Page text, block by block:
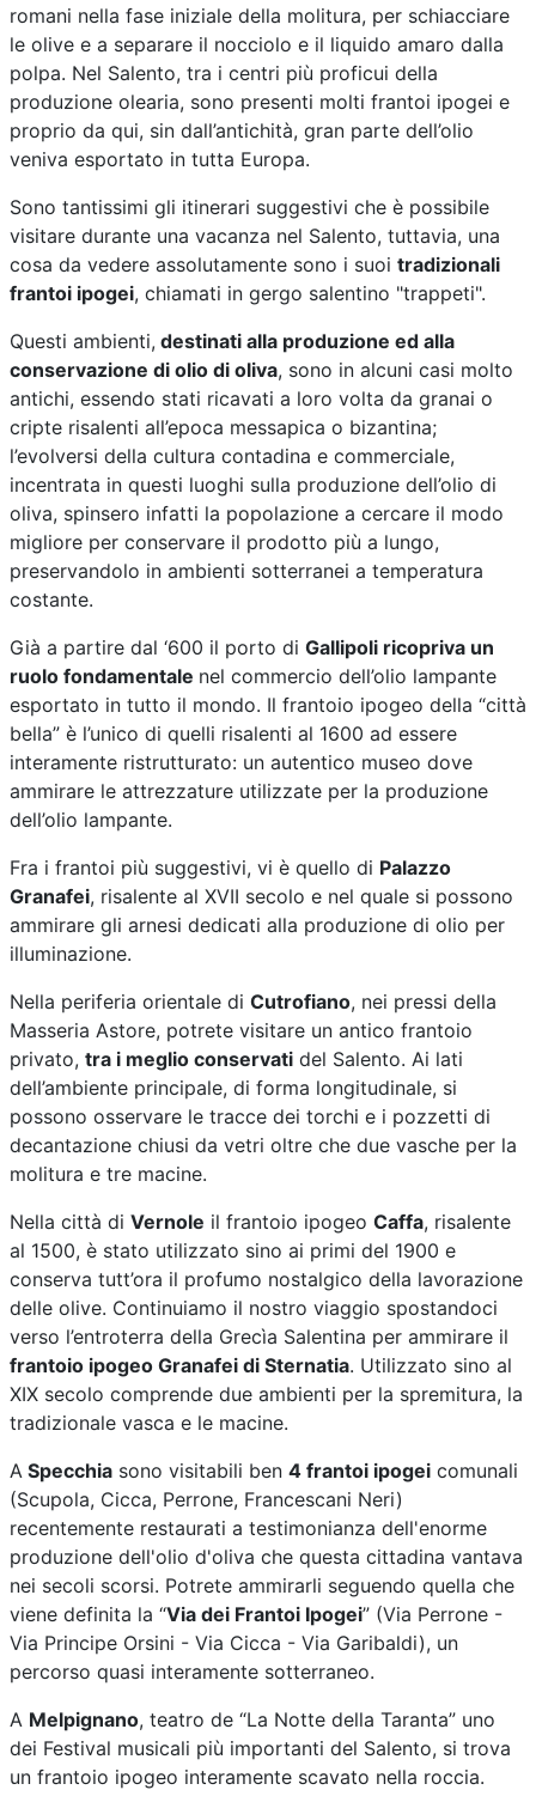
romani nella fase iniziale della molitura, per schiacciare
le olive e a separare il nocciolo e il liquido amaro dalla
polpa. Nel Salento, tra i centri più proficui della
produzione olearia, sono presenti molti frantoi ipogei e
proprio da qui, sin dall’antichità, gran parte dell’olio
veniva esportato in tutta Europa.
Sono tantissimi gli itinerari suggestivi che è possibile
visitare durante una vacanza nel Salento, tuttavia, una
cosa da vedere assolutamente sono i suoi tradizionali
frantoi ipogei, chiamati in gergo salentino "trappeti".
Questi ambienti, destinati alla produzione ed alla
conservazione di olio di oliva, sono in alcuni casi molto
antichi, essendo stati ricavati a loro volta da granai o
cripte risalenti all’epoca messapica o bizantina;
l’evolversi della cultura contadina e commerciale,
incentrata in questi luoghi sulla produzione dell’olio di
oliva, spinsero infatti la popolazione a cercare il modo
migliore per conservare il prodotto più a lungo,
preservandolo in ambienti sotterranei a temperatura
costante.
Già a partire dal ‘600 il porto di Gallipoli ricopriva un
ruolo fondamentale nel commercio dell’olio lampante
esportato in tutto il mondo. Il frantoio ipogeo della “città
bella” è l’unico di quelli risalenti al 1600 ad essere
interamente ristrutturato: un autentico museo dove
ammirare le attrezzature utilizzate per la produzione
dell’olio lampante.
Fra i frantoi più suggestivi, vi è quello di Palazzo
Granafei, risalente al XVII secolo e nel quale si possono
ammirare gli arnesi dedicati alla produzione di olio per
illuminazione.
Nella periferia orientale di Cutrofiano, nei pressi della
Masseria Astore, potrete visitare un antico frantoio
privato, tra i meglio conservati del Salento. Ai lati
dell’ambiente principale, di forma longitudinale, si
possono osservare le tracce dei torchi e i pozzetti di
decantazione chiusi da vetri oltre che due vasche per la
molitura e tre macine.
Nella città di Vernole il frantoio ipogeo Caffa, risalente
al 1500, è stato utilizzato sino ai primi del 1900 e
conserva tutt’ora il profumo nostalgico della lavorazione
delle olive. Continuiamo il nostro viaggio spostandoci
verso l’entroterra della Grecìa Salentina per ammirare il
frantoio ipogeo Granafei di Sternatia. Utilizzato sino al
XIX secolo comprende due ambienti per la spremitura, la
tradizionale vasca e le macine.
A Specchia sono visitabili ben 4 frantoi ipogei comunali
(Scupola, Cicca, Perrone, Francescani Neri)
recentemente restaurati a testimonianza dell'enorme
produzione dell'olio d'oliva che questa cittadina vantava
nei secoli scorsi. Potrete ammirarli seguendo quella che
viene definita la “Via dei Frantoi Ipogei” (Via Perrone -
Via Principe Orsini - Via Cicca - Via Garibaldi), un
percorso quasi interamente sotterraneo.
A Melpignano, teatro de “La Notte della Taranta” uno
dei Festival musicali più importanti del Salento, si trova
un frantoio ipogeo interamente scavato nella roccia.